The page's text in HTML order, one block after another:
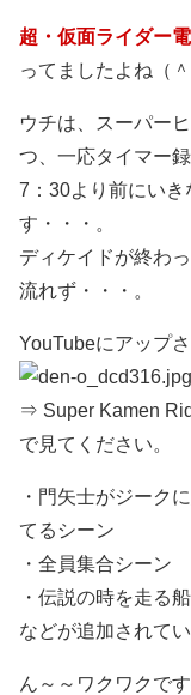
超・仮面ライダー
ってましたよね（＾
ウチは、スーパー
つ、一応タイマー
7：30より前にい
す・・・。
ディケイドが終わ
流れず・・・。
YouTubeにアップ
⇒ Super Kamen
で見てください。
・門矢士がジーク
てるシーン
・全員集合シーン
・伝説の時を走る船
などが追加されて
ん～～ワクワクで